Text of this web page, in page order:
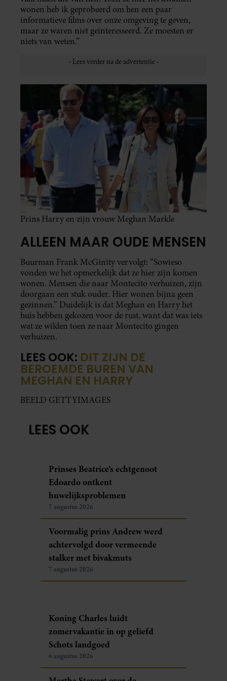
wonen heb ik geprobeerd om hen een paar
informatieve films over onze omgeving te geven,
maar ze waren niet geïnteresseerd. Ze moesten er
niets van weten.”
Prins Harry en zijn vrouw Meghan Markle
ALLEEN MAAR OUDE MENSEN
Buurman Frank McGinity vervolgt: “Sowieso
vonden we het opmerkelijk dat ze hier zijn komen
wonen. Mensen die naar Montecito verhuizen, zijn
doorgaan een stuk ouder. Hier wonen bijna geen
gezinnen.” Duidelijk is dat Meghan en Harry het
huis hebben gekozen voor de rust, want dat was iets
wat ze wilden toen ze naar Montecito gingen
verhuizen.
LEES OOK: DIT ZIJN DE
BEROEMDE BUREN VAN
MEGHAN EN HARRY
BEELD GETTYIMAGES
LEES OOK
Prinses Beatrice’s echtgenoot
Edoardo ontkent
huwelijksproblemen
7 augustus 2026
Voormalig prins Andrew werd
achtervolgd door vermeende
stalker met bivakmuts
7 augustus 2026
Koning Charles luidt
zomervakantie in op geliefd
Schots landgoed
6 augustus 2026